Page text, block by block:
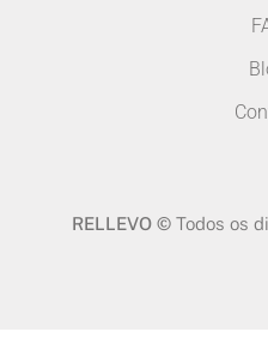
RELLEVO ©Todos os